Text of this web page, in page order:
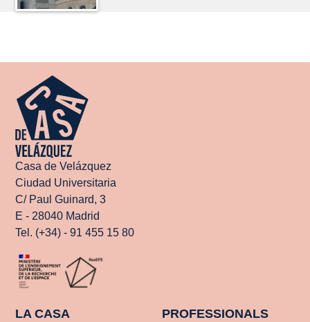
Casa de Velázquez
Ciudad Universitaria
C/ Paul Guinard, 3
E - 28040 Madrid
Tel. (+34) - 91 455 15 80
LA CASA PROFESSIONALS